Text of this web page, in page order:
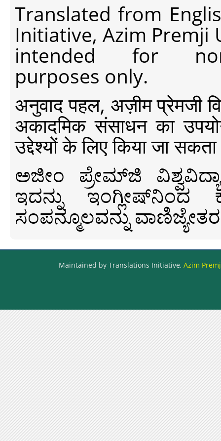
Translated from
Initiative, Azim Premji
intended for non-
purposes only.
अनुवाद पहल, अज़ीम प्रेमजी
अकादमिक संसाधन का
उद्देश्यों के लिए किया जा
ಅಜೀಂ ಪ್ರೇಮ್‍ಜಿ
ಇದನ್ನು ಇಂಗ್ಲೀಷ್‍ನಿಂದ
ಸಂಪನ್ಮೂಲವನ್ನು
Maintained by Translations Initiative, Azim